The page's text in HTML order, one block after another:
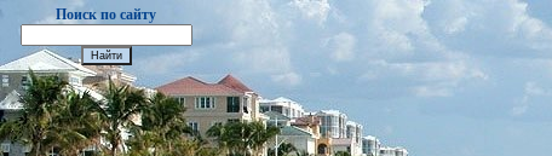
Поиск по сайту